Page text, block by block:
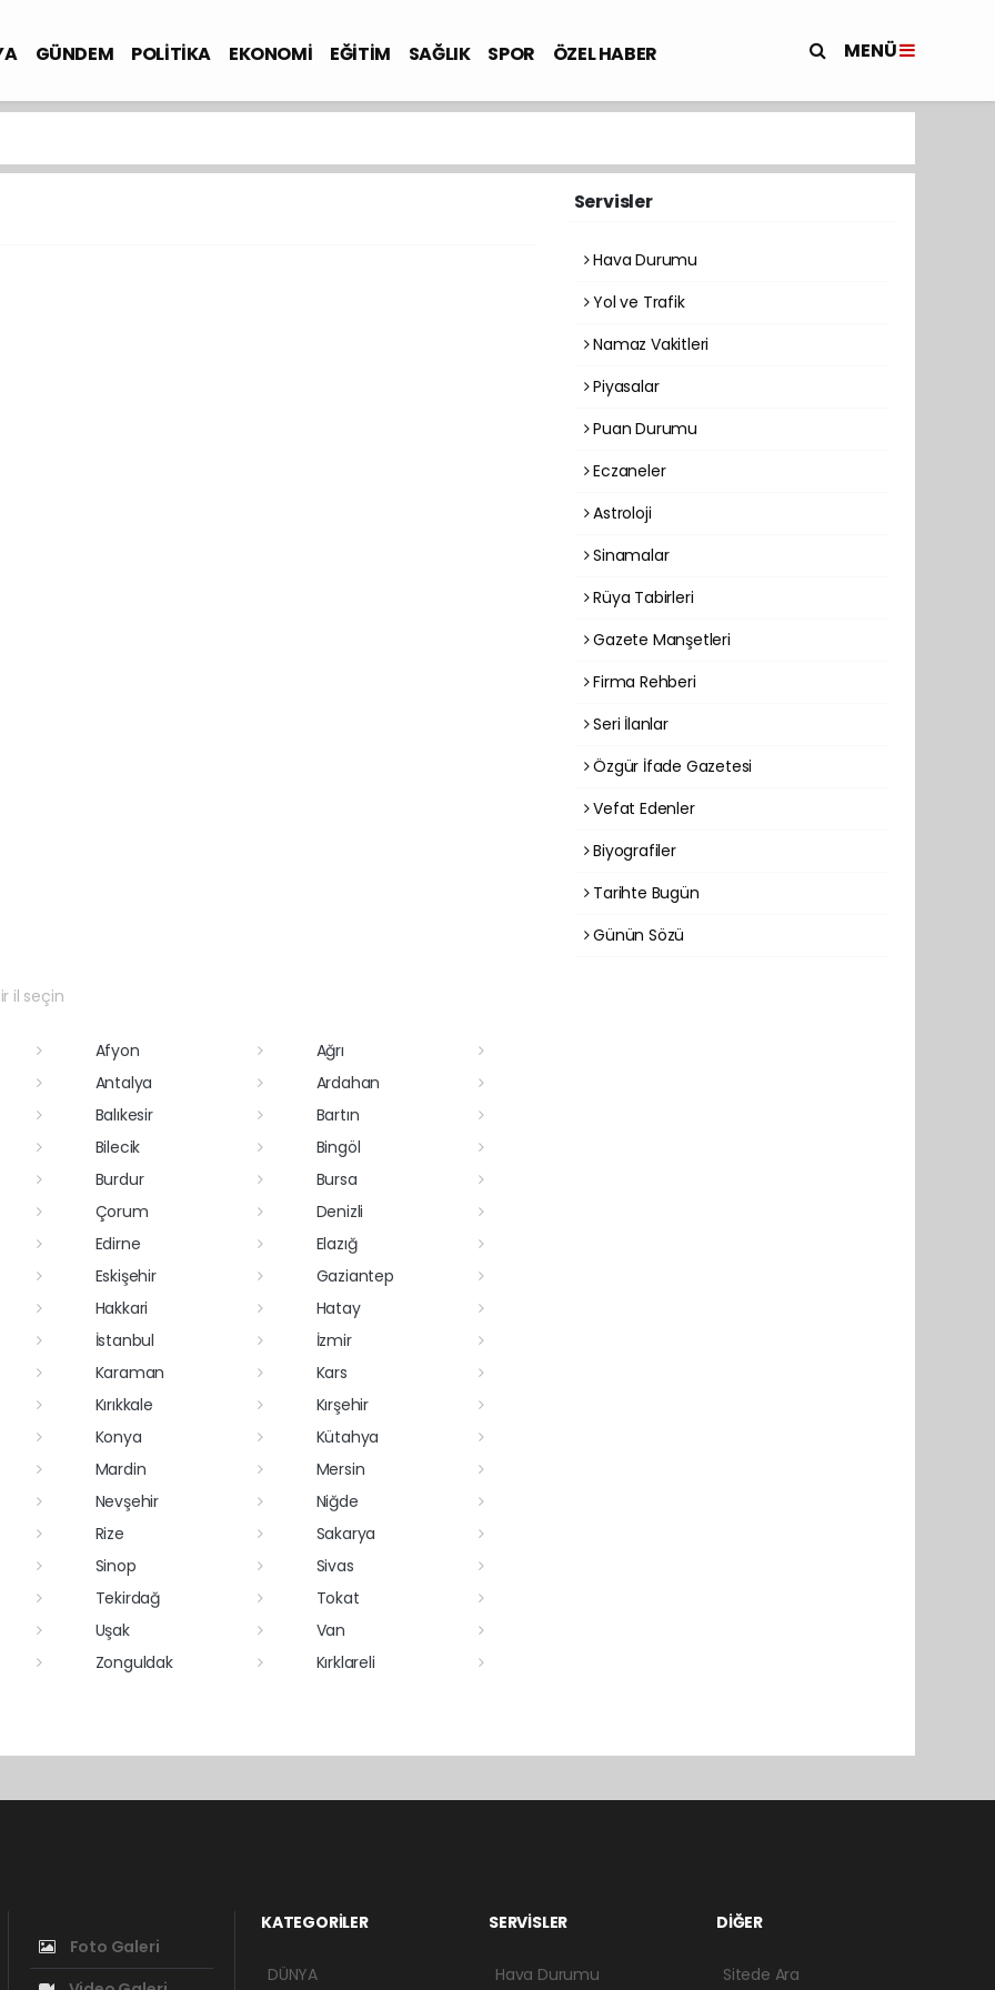
GÜNDEM POLİTİKA EKONOMİ EĞİTİM SAĞLIK SPOR ÖZEL HABER MENÜ
il seçin
Afyon
Ağrı
Antalya
Ardahan
Balıkesir
Bartın
Bilecik
Bingöl
Burdur
Bursa
Çorum
Denizli
Edirne
Elazığ
Eskişehir
Gaziantep
Hakkari
Hatay
İstanbul
İzmir
Karaman
Kars
Kırıkkale
Kırşehir
Konya
Kütahya
Mardin
Mersin
Nevşehir
Niğde
Rize
Sakarya
Sinop
Sivas
Tekirdağ
Tokat
Uşak
Van
Zonguldak
Kırklareli
Servisler
Hava Durumu
Yol ve Trafik
Namaz Vakitleri
Piyasalar
Puan Durumu
Eczaneler
Astroloji
Sinamalar
Rüya Tabirleri
Gazete Manşetleri
Firma Rehberi
Seri İlanlar
Özgür İfade Gazetesi
Vefat Edenler
Biyografiler
Tarihte Bugün
Günün Sözü
Foto Galeri
KATEGORİLER
DÜNYA
SERVİSLER
Hava Durumu
DİĞER
Sitede Ara